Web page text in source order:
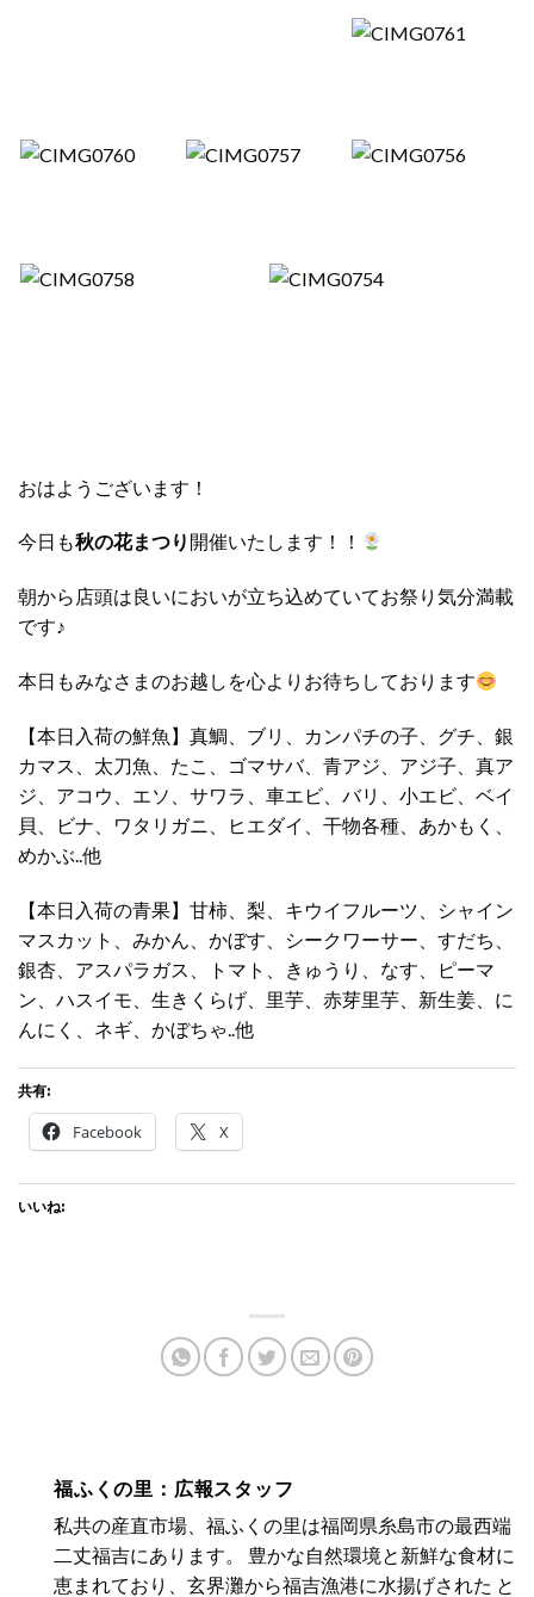
おはようございます！
今日も秋の花まつり 開催いたします！！
朝から店頭は良いにおいが立ち込めていてお祭り気分満載
です♪
本日もみなさまのお越しを心よりお待ちしております
【本日入荷の鮮魚】真鯛、ブリ、カンパチの子、グチ、銀
カマス、太刀魚、たこ、ゴマサバ、青アジ、アジ子、真ア
ジ、アコウ、エソ、サワラ、車エビ、バリ、小エビ、ベイ
貝、ビナ、ワタリガニ、ヒエダイ、干物各種、あかもく、
めかぶ..他
【本日入荷の青果】甘柿、梨、キウイフルーツ、シャイン
マスカット、みかん、かぼす、シークワーサー、すだち、
銀杏、アスパラガス、トマト、きゅうり、なす、ピーマ
ン、ハスイモ、生きくらげ、里芋、赤芽里芋、新生姜、に
んにく、ネギ、かぼちゃ..他
共有:
Facebook X
いいね:
福ふくの里：広報スタッフ
私共の産直市場、福ふくの里は福岡県糸島市の最西端
二丈福吉にあります。 豊かな自然環境と新鮮な食材に
恵まれており、玄界灘から福吉漁港に水揚げされた と